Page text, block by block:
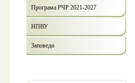
Програма РЧР 2021-2027
НПВУ
Заповеди